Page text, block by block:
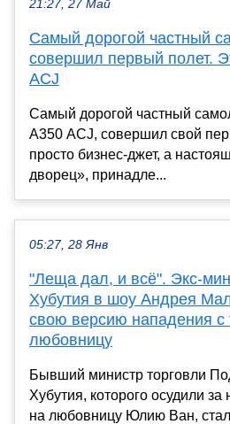
21:27, 27 Май
Самый дорогой частный
совершил первый полет.
ACJ
Самый дорогой частный
A350 ACJ, совершил свой
просто бизнес-джет, а
дворец», принадле...
05:27, 28 Янв
"Леща дал, и всё". Экс-
Хубутия в шоу Андрея
свою версию нападения с
любовницу
Бывший министр торговли
Хубутия, которого осудили
на любовницу Юлию Ван,